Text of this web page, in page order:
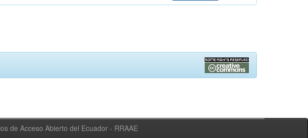
de Acceso Abierto del Ecuador - RRAAE